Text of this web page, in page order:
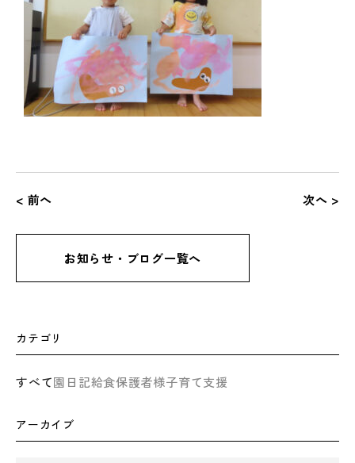
< 前へ 次へ >
お知らせ・ブログ一覧へ
カテゴリ
すべて園日記給食保護者様子育て支援
アーカイブ